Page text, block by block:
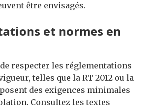
être envisagés.
et normes en
respecter les réglementations
telles que la RT 2012 ou la
des exigences minimales
Consultez les textes